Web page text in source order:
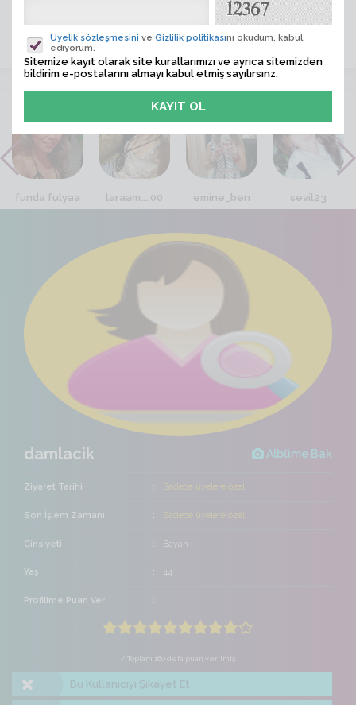
ÜYE ARA
VİTRİN
funda fulyaa laraam....00 emine_ben sevil23
damlacik Albüme Bak
Ziyaret Tarihi Sadece üyelere özel
Son İşlem Zamanı Sadece üyelere özel
Cinsiyeti Bayan
Yaş 44
Profilime Puan Ver
/ Toplam 160 defa puan verilmiş
Bu Kullanıcıyı Şikayet Et
Üyelik sözleşmesini ve Gizlilik politikasını okudum, kabul
ediyorum.
Sitemize kayıt olarak site kurallarımızı ve ayrıca sitemizden
bildirim e-postalarını almayı kabul etmiş sayılırsınz.